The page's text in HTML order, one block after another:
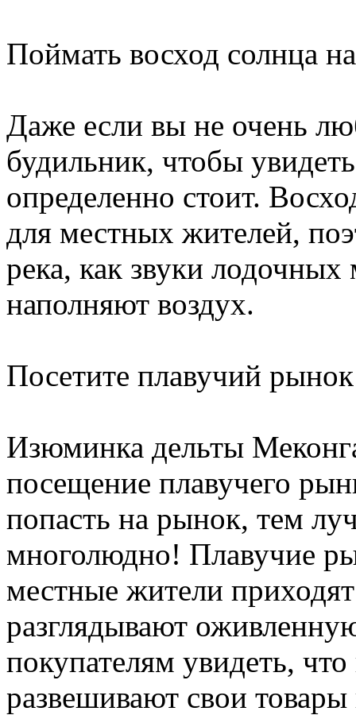
Поймать восход солнца
Даже если вы не очень
будильник, чтобы
определенно стоит.
для местных жителей,
река, как звуки
наполняют воздух.
Посетите плавучий рынок
Изюминка дельты
посещение плавучего
попасть на рынок, тем
многолюдно! Плавучие
местные жители
разглядывают
покупателям увидеть,
развешивают свои